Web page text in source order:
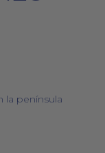
la península